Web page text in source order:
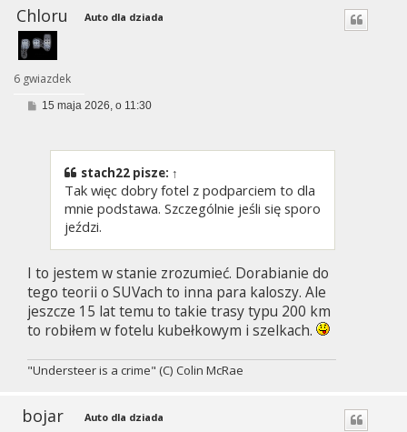
Chloru
6 gwiazdek
Auto dla dziada
P15 maja 2026, o 11:30
stach22 pisze: ↑
Tak więc dobry fotel z podparciem to dla
mnie podstawa. Szczególnie jeśli się sporo
jeździ.
I to jestem w stanie zrozumieć. Dorabianie do
tego teorii o SUVach to inna para kaloszy. Ale
jeszcze 15 lat temu to takie trasy typu 200 km
to robiłem w fotelu kubełkowym i szelkach.
"Understeer is a crime" (C) Colin McRae
bojar Auto dla dziada